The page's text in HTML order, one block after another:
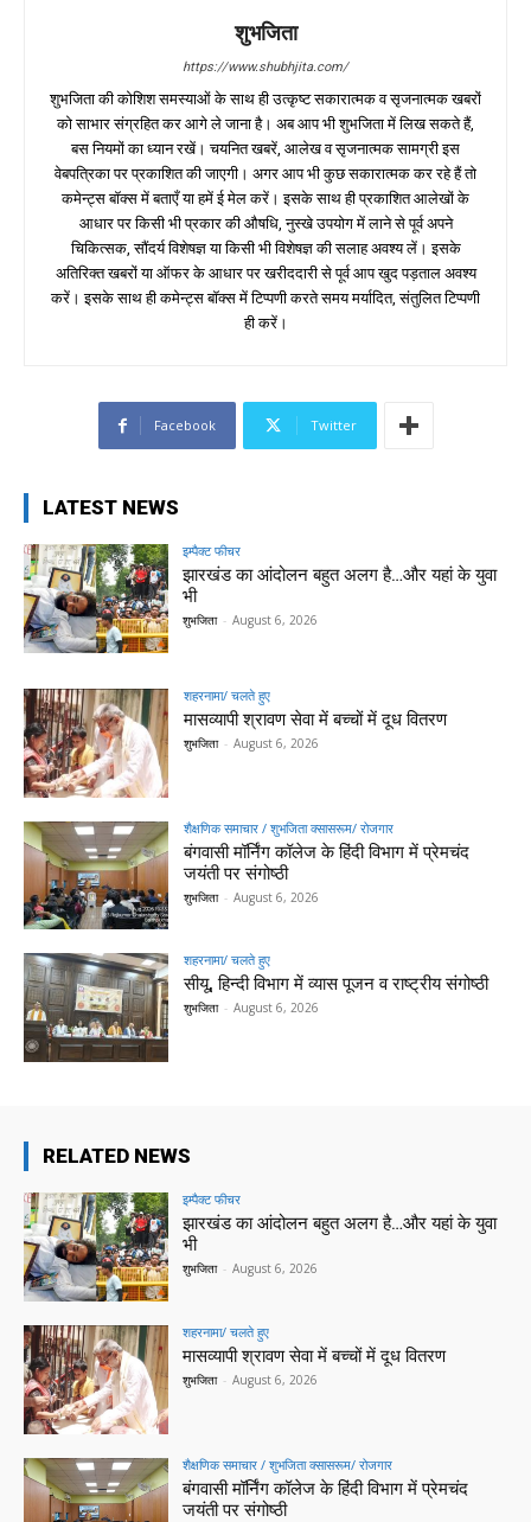
शुभजिता
https://www.shubhjita.com/
शुभजिता की कोशिश समस्याओं के साथ ही उत्कृष्ट सकारात्मक व सृजनात्मक खबरों
को साभार संग्रहित कर आगे ले जाना है। अब आप भी शुभजिता में लिख सकते हैं,
बस नियमों का ध्यान रखें। चयनित खबरें, आलेख व सृजनात्मक सामग्री इस
वेबपत्रिका पर प्रकाशित की जाएगी। अगर आप भी कुछ सकारात्मक कर रहे हैं तो
कमेन्ट्स बॉक्स में बताएँ या हमें ई मेल करें। इसके साथ ही प्रकाशित आलेखों के
आधार पर किसी भी प्रकार की औषधि, नुस्खे उपयोग में लाने से पूर्व अपने
चिकित्सक, सौंदर्य विशेषज्ञ या किसी भी विशेषज्ञ की सलाह अवश्य लें। इसके
अतिरिक्त खबरों या ऑफर के आधार पर खरीददारी से पूर्व आप खुद पड़ताल अवश्य
करें। इसके साथ ही कमेन्ट्स बॉक्स में टिप्पणी करते समय मर्यादित, संतुलित टिप्पणी
ही करें।
Facebook Twitter
LATEST NEWS
इम्पैक्ट फीचर
झारखंड का आंदोलन बहुत अलग है…और यहां के युवा
भी
शुभजिता - August 6, 2026
शहरनामा/ चलते हुए
मासव्यापी श्रावण सेवा में बच्चों में दूध वितरण
शुभजिता - August 6, 2026
शैक्षणिक समाचार / शुभजिता क्सासरूम/ रोजगार
बंगवासी मॉर्निंग कॉलेज के हिंदी विभाग में प्रेमचंद
जयंती पर संगोष्ठी
शुभजिता - August 6, 2026
शहरनामा/ चलते हुए
सीयू, हिन्दी विभाग में व्यास पूजन व राष्ट्रीय संगोष्ठी
शुभजिता - August 6, 2026
RELATED NEWS
इम्पैक्ट फीचर
झारखंड का आंदोलन बहुत अलग है…और यहां के युवा
भी
शुभजिता - August 6, 2026
शहरनामा/ चलते हुए
मासव्यापी श्रावण सेवा में बच्चों में दूध वितरण
शुभजिता - August 6, 2026
शैक्षणिक समाचार / शुभजिता क्सासरूम/ रोजगार
बंगवासी मॉर्निंग कॉलेज के हिंदी विभाग में प्रेमचंद
जयंती पर संगोष्ठी